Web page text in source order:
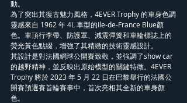
動。
為了突出其復古魅力風格，4EVER Trophy 的車身色調
靈感來自 1962 年 4L 車型的Ile-de-France Blue顏
色。車頂行李帶、防護罩、減震彈簧和車輪標誌上的
熒光黃色點綴，增強了其精緻的技術靈感設計。
其設計是對法國網球公開賽致敬，並強調了show car
的越野精神，並反映出原始模型的關鍵特徵。4EVER
Trophy 將於 2023 年 5 月 22 日在巴黎舉行的法國公
開賽預選賽首輪賽事中，首次亮相其全新的車身顏
色。